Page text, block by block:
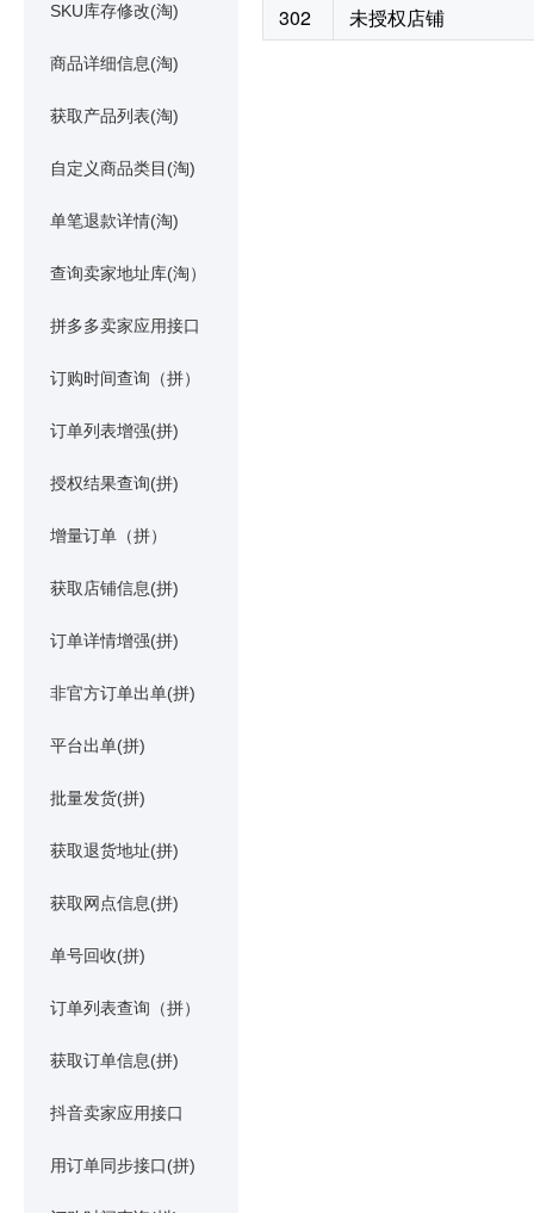
SKU库存修改(淘)
商品详细信息(淘)
获取产品列表(淘)
自定义商品类目(淘)
单笔退款详情(淘)
查询卖家地址库(淘）
拼多多卖家应用接口
订购时间查询（拼）
订单列表增强(拼)
授权结果查询(拼)
增量订单（拼）
获取店铺信息(拼)
订单详情增强(拼)
非官方订单出单(拼)
平台出单(拼)
批量发货(拼)
获取退货地址(拼)
获取网点信息(拼)
单号回收(拼)
订单列表查询（拼）
获取订单信息(拼)
抖音卖家应用接口
用订单同步接口(拼)
302
未授权店铺